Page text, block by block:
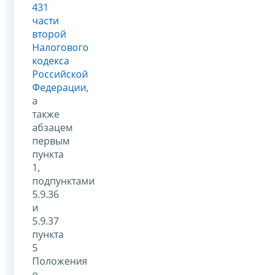
431
части
второй
Налогового
кодекса
Российской
Федерации,
а
также
абзацем
первым
пункта
1,
подпунктами
5.9.36
и
5.9.37
пункта
5
Положения